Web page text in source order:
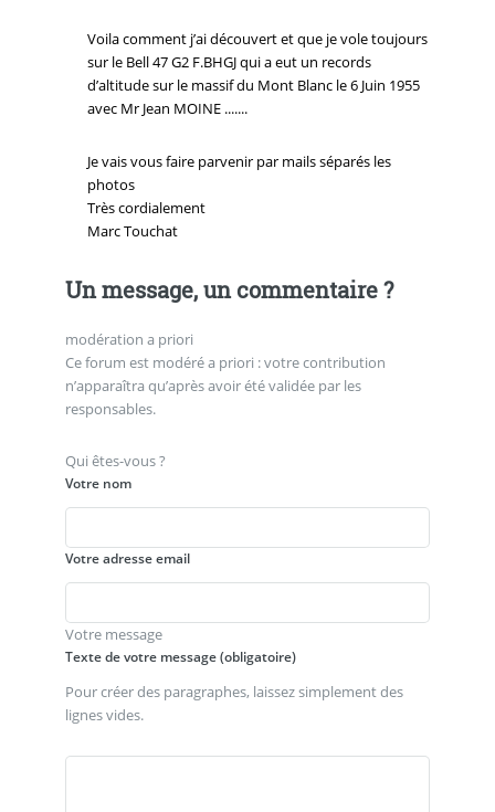
Voila comment j’ai découvert et que je vole toujours
sur le Bell 47 G2 F.BHGJ qui a eut un records
d’altitude sur le massif du Mont Blanc le 6 Juin 1955
avec Mr Jean MOINE .......
Je vais vous faire parvenir par mails séparés les
photos
Très cordialement
Marc Touchat
Un message, un commentaire ?
modération a priori
Ce forum est modéré a priori : votre contribution
n’apparaîtra qu’après avoir été validée par les
responsables.
Qui êtes-vous ?
Votre nom
Votre adresse email
Votre message
Texte de votre message (obligatoire)
Pour créer des paragraphes, laissez simplement des
lignes vides.